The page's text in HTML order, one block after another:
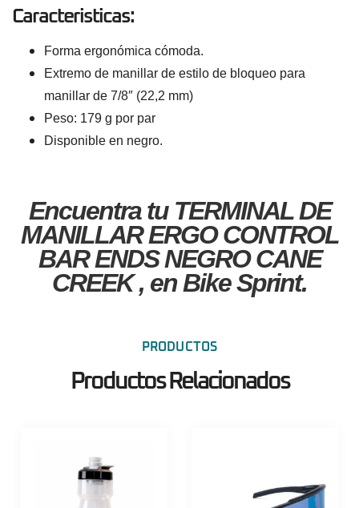
Caracteristicas:
Forma ergonómica cómoda.
Extremo de manillar de estilo de bloqueo para
manillar de 7/8″ (22,2 mm)
Peso: 179 g por par
Disponible en negro.
Encuentra tu TERMINAL DE
MANILLAR ERGO CONTROL
BAR ENDS NEGRO CANE
CREEK , en Bike Sprint.
PRODUCTOS
Productos Relacionados